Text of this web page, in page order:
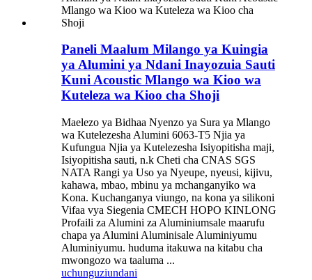
Paneli Maalum Milango ya Kuingia
ya Alumini ya Ndani Inayozuia Sauti
Kuni Acoustic Mlango wa Kioo wa
Kuteleza wa Kioo cha Shoji
Maelezo ya Bidhaa Nyenzo ya Sura ya Mlango
wa Kutelezesha Alumini 6063-T5 Njia ya
Kufungua Njia ya Kutelezesha Isiyopitisha maji,
Isiyopitisha sauti, n.k Cheti cha CNAS SGS
NATA Rangi ya Uso ya Nyeupe, nyeusi, kijivu,
kahawa, mbao, mbinu ya mchanganyiko wa
Kona. Kuchanganya viungo, na kona ya silikoni
Vifaa vya Siegenia CMECH HOPO KINLONG
Profaili za Alumini za Aluminiumsale maarufu
chapa ya Alumini Aluminisale Aluminiyumu
Aluminiyumu. huduma itakuwa na kitabu cha
mwongozo wa taaluma ...
uchunguziundani